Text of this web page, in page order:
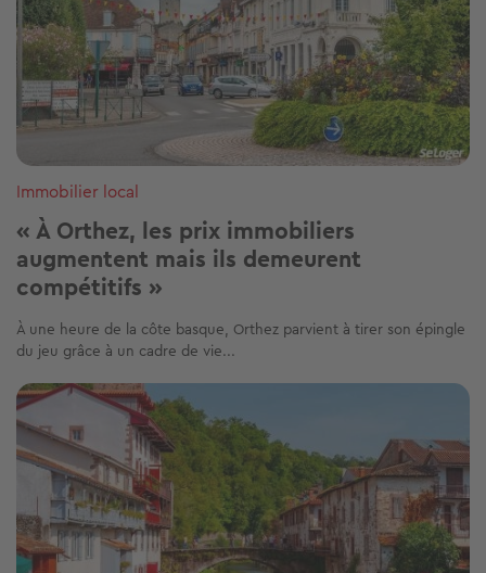
Immobilier local
« À Orthez, les prix immobiliers
augmentent mais ils demeurent
compétitifs »
À une heure de la côte basque, Orthez parvient à tirer son épingle
du jeu grâce à un cadre de vie...
Image